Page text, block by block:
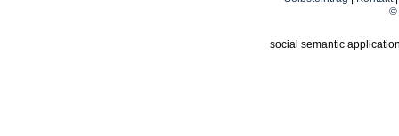
©
social semantic